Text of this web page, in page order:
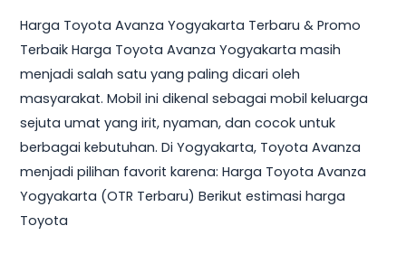
Harga Toyota Avanza Yogyakarta Terbaru & Promo
Terbaik Harga Toyota Avanza Yogyakarta masih
menjadi salah satu yang paling dicari oleh
masyarakat. Mobil ini dikenal sebagai mobil keluarga
sejuta umat yang irit, nyaman, dan cocok untuk
berbagai kebutuhan. Di Yogyakarta, Toyota Avanza
menjadi pilihan favorit karena: Harga Toyota Avanza
Yogyakarta (OTR Terbaru) Berikut estimasi harga
Toyota